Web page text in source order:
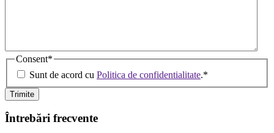
Consent*
Sunt de acord cu Politica de confidentialitate.*
Întrebări frecvente